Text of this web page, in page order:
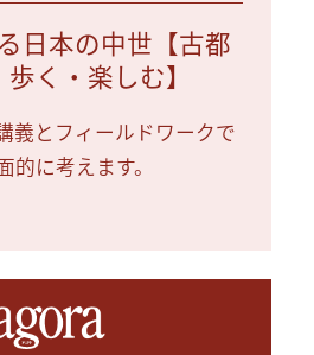
日本の中世【古都
く・楽しむ】
義とフィールドワークで
的に考えます。